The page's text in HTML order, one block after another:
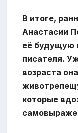
В итоге,
Анастасии
её будущую
писателя.
возраста
которые